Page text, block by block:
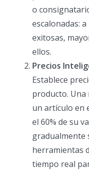
o
escalonadas:
exitosas,
ellos.
Precios
Establece
producto. Una
un artículo en
el 60% de su
gradualmente
herramientas
tiempo real